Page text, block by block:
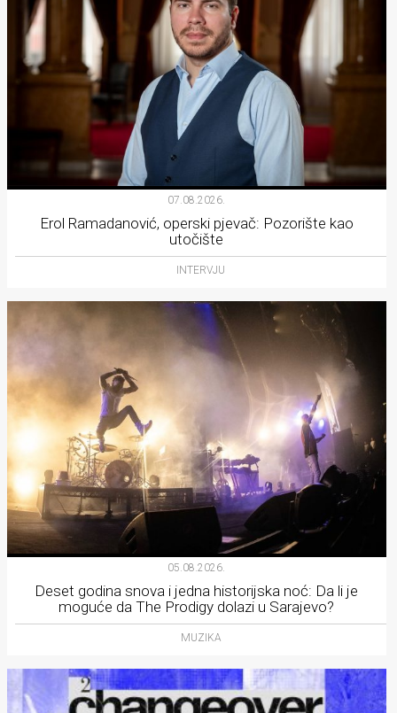
07.08.2026.
Erol Ramadanović, operski pjevač: Pozorište kao
utočište
INTERVJU
05.08.2026.
Deset godina snova i jedna historijska noć: Da li je
moguće da The Prodigy dolazi u Sarajevo?
MUZIKA